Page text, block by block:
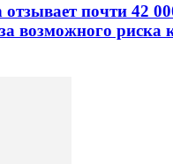
почти 42
возможного риска